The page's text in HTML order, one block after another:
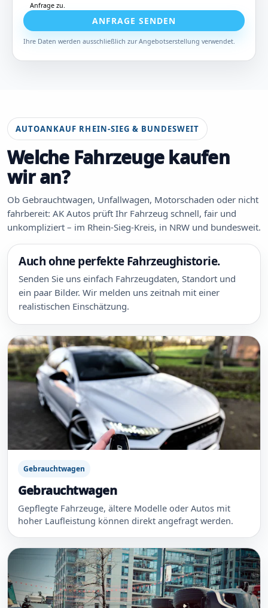
Anfrage zu.
ANFRAGE SENDEN
Ihre Daten werden ausschließlich zur Angebotserstellung verwendet.
AUTOANKAUF RHEIN-SIEG & BUNDESWEIT
Welche Fahrzeuge kaufen
wir an?
Ob Gebrauchtwagen, Unfallwagen, Motorschaden oder nicht
fahrbereit: AK Autos prüft Ihr Fahrzeug schnell, fair und
unkompliziert – im Rhein-Sieg-Kreis, in NRW und bundesweit.
Auch ohne perfekte Fahrzeughistorie.
Senden Sie uns einfach Fahrzeugdaten, Standort und
ein paar Bilder. Wir melden uns zeitnah mit einer
realistischen Einschätzung.
Gebrauchtwagen
Gebrauchtwagen
Gepflegte Fahrzeuge, ältere Modelle oder Autos mit
hoher Laufleistung können direkt angefragt werden.